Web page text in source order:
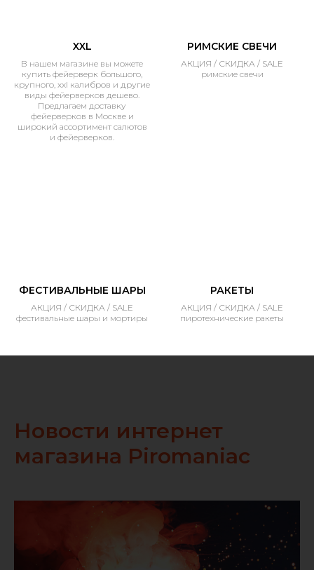
XXL
В нашем магазине вы можете
купить фейерверк большого,
крупного, xxl калибров и другие
виды фейерверков дешево.
Предлагаем доставку
фейерверков в Москве и
широкий ассортимент салютов
и фейерверков.
РИМСКИЕ СВЕЧИ
АКЦИЯ / СКИДКА / SALE
римские свечи
ФЕСТИВАЛЬНЫЕ ШАРЫ
АКЦИЯ / СКИДКА / SALE
фестивальные шары и мортиры
РАКЕТЫ
АКЦИЯ / СКИДКА / SALE
пиротехнические ракеты
Новости интернет
магазина Piromaniac